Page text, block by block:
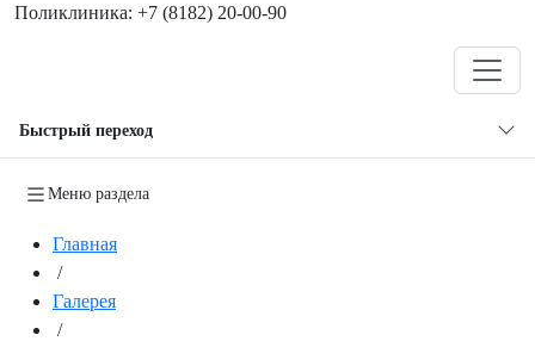
Поликлиника: +7 (8182) 20-00-90
Быстрый переход
Меню раздела
Главная
/
Галерея
/